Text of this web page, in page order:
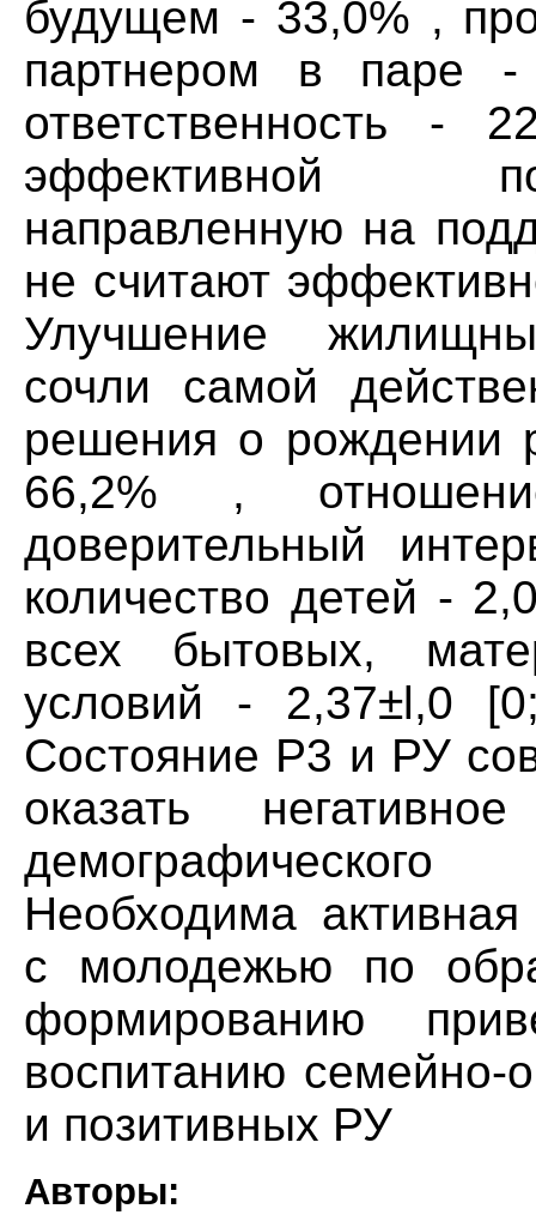
будущем - 33,0% ,
партнером в паре
ответственность -
эффективной
направленную на
не считают
Улучшение
сочли самой
решения о рождении
66,2% ,
доверительный
количество детей -
всех бытовых,
условий - 2,37±l,0
Состояние P3 и РУ
оказать
Необходима
с молодежью по
формированию
воспитанию семейно-
и позитивных РУ
Авторы: